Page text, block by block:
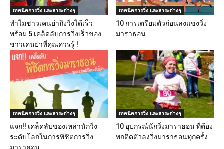
เทคนิคการวิ่ง และสาระต่างๆ
ทำไมชาวเคนย่าถึงวิ่งได้เร็ว
พร้อม 5 เคล็ดลับการวิ่งเร็วของ
ชาวเคนย่าที่คุณควรรู้ !
เทคนิคการวิ่ง และสาระต่างๆ
10 การเตรียมตัวก่อนลงแข่งวิ่ง
มาราธอน
เทคนิคการวิ่ง และสาระต่างๆ
แจก!! เคล็ดลับของเหล่านักวิ่ง
ระดับโลกในการพิชิตการวิ่ง
เทคนิคการวิ่ง และสาระต่างๆ
10 อุปกรณ์นักวิ่งมาราธอน ที่ต้อง
พกติดตัวลงวิ่งมาราธอนทุกครั้ง